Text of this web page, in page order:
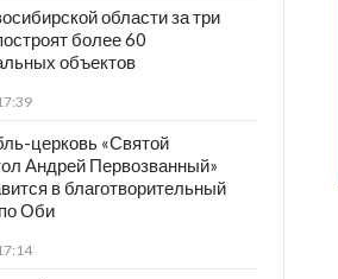
области за три
более 60
объектов
церковь «Святой
Андрей Первозванный»
в благотворительный
Оби